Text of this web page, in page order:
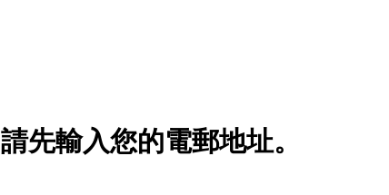
請先輸入您的電郵地址。